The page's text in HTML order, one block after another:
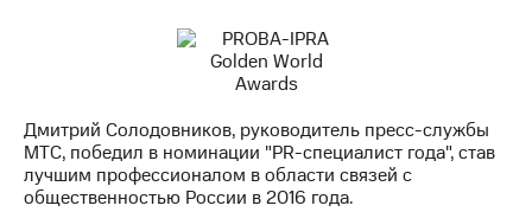
Дмитрий Солодовников, руководитель пресс-службы
МТС, победил в номинации "PR-специалист года", став
лучшим профессионалом в области связей с
общественностью России в 2016 года.